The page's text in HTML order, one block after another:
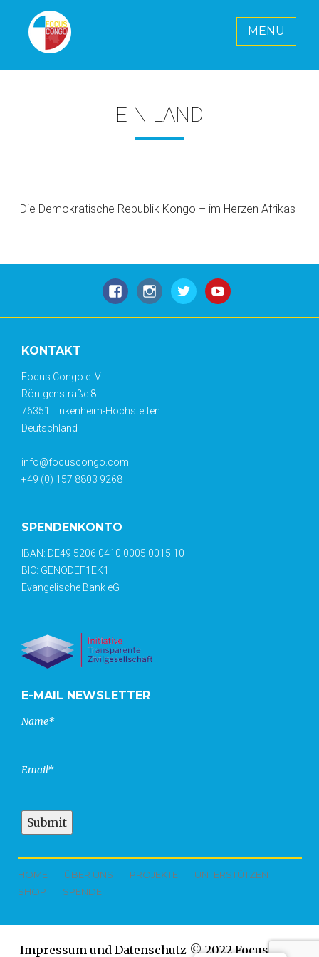
FOCUS CONGO E. V.
Gemeinsam für eine strahlende Zukunft
MENU
EIN LAND
Die Demokratische Republik Kongo – im Herzen Afrikas
KONTAKT
Focus Congo e. V.
Röntgenstraße 8
76351 Linkenheim-Hochstetten
Deutschland
info@focuscongo.com
+49 (0) 157 8803 9268
SPENDENKONTO
IBAN: DE49 5206 0410 0005 0015 10
BIC: GENODEF1EK1
Evangelische Bank eG
E-MAIL NEWSLETTER
Name*
Email*
HOME ÜBER UNS PROJEKTE
UNTERSTÜTZEN
SHOP
SPENDE
Impressum und Datenschutz ©2022 Focus